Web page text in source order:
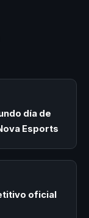
día de
Esports
oficial